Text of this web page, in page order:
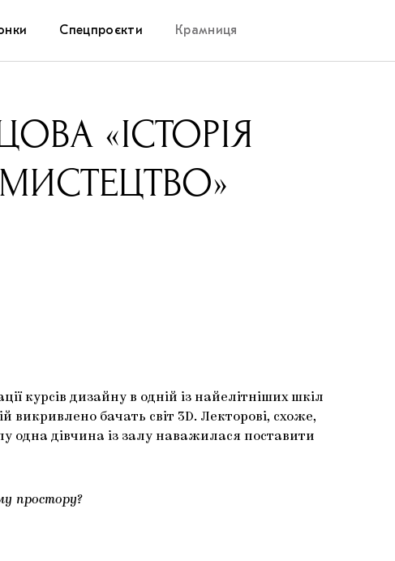
Спецпроєкти
Запалення
Як підтримувати українське мистецтво
Крамниця
«ІСТОРІЯ
курсів дизайну в одній із найелітніших шкіл
бачать світ 3D. Лекторові, схоже,
одна дівчина із залу наважилася поставити
простору?